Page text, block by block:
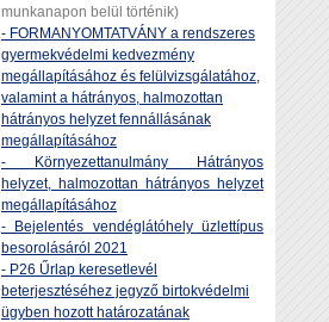
munkanapon belül történik)
- FORMANYOMTATVÁNY a rendszeres
gyermekvédelmi kedvezmény
megállapításához és felülvizsgálatához,
valamint a hátrányos, halmozottan
hátrányos helyzet fennállásának
megállapításához
- Környezettanulmány Hátrányos
helyzet, halmozottan hátrányos helyzet
megállapításához
- Bejelentés vendéglátóhely üzlettípus
besorolásáról 2021
- P26 Űrlap keresetlevél
beterjesztéséhez jegyző birtokvédelmi
ügyben hozott határozatának